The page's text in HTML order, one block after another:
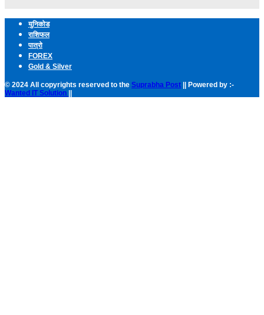
युनिकोड
राशिफल
पात्रो
FOREX
Gold & Silver
© 2024 All copyrights reserved to the Suprabha Post || Powered by :-
Wanted IT Solution